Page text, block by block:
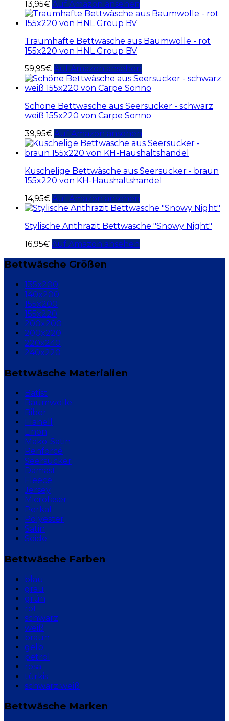
13,95€ Auf Amazon ansehen
Traumhafte Bettwäsche aus Baumwolle - rot
155x220 von HNL Group BV
59,95€ Auf Amazon ansehen
Schöne Bettwäsche aus Seersucker - schwarz
weiß 155x220 von Carpe Sonno
39,95€ Auf Amazon ansehen
Kuschelige Bettwäsche aus Seersucker - braun
155x220 von KH-Haushaltshandel
14,95€ Auf Amazon ansehen
Stylische Anthrazit Bettwäsche "Snowy Night"
16,95€ Auf Amazon ansehen
Bettwäsche Größen
135x200
140x200
155x200
155x220
200x200
200x220
220x240
240x220
Bettwäsche Materialien
Batist
Baumwolle
Biber
Flanell
Linon
Mako-Satin
Renforcé
Seersucker
Damast
Fleece
Jersey
Microfaser
Perkal
Polyester
Satin
Seide
Bettwäsche Farben
blau
grau
grün
rot
schwarz
weiß
braun
gelb
petrol
rosa
türkis
schwarz weiß
Bettwäsche Marken